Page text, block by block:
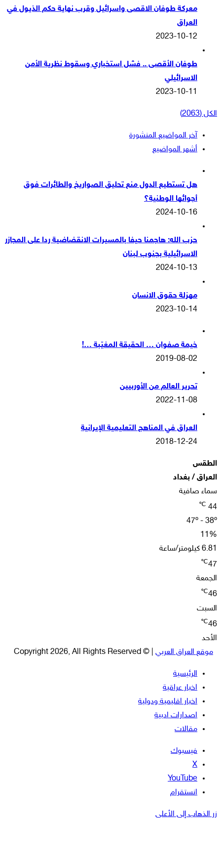
معركة طوفان الاقصى واسرائيل وقرب نهاية حكم الذيول في
العراق
2023-10-12
طوفان الأقصى .. فشل استخباري وسقوط نظرية الأمن
الاسرائيلي
2023-10-11
الكل (2063)
آخر المواضيع المنشورة
أشهر المواضيع
هل تستطيع الدول منع تحليق الصواريخ والطائرات فوق
أجوائها الوطنية؟
2024-10-16
حزب الله: هاجمنا حيفا بالمسيرات الانقضاضية ردا على المجازر
الاسرائيلية بجنوب لبنان
2024-10-13
مهزلة حقوق الانسان
2023-10-14
خيمة صفوان … الحقيقة المغيّبة …!
2019-08-02
تحرير العالم من الأوربيين
2022-11-08
العراق في المناهج التعليمية الإيرانية
2018-12-24
الطقس
العراق / بغداد
سماء صافية
44
℃
47º - 38º
11%
6.81 كيلومتر/ساعة
47
℃
الجمعة
46
℃
السبت
46
℃
الأحد
موقع العراق العربي | © Copyright 2026, All Rights Reserved
الرئيسية
اخبار عراقية
اخبار اقليمية ودولية
اصدارات ادبية
مقالات
فيسبوك
‫X
‫YouTube
انستقرام
زر الذهاب إلى الأعلى